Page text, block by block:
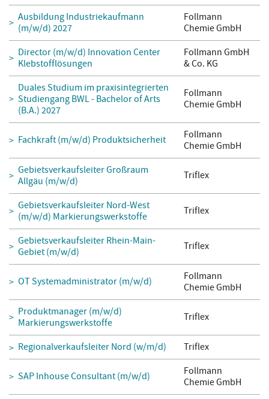
Ausbildung Industriekaufmann
(m/w/d) 2027
Follmann
Chemie GmbH
Director (m/w/d) Innovation Center
Klebstofflösungen
Follmann GmbH
& Co. KG
Duales Studium im praxisintegrierten
Studiengang BWL - Bachelor of Arts
(B.A.) 2027
Follmann
Chemie GmbH
Fachkraft (m/w/d) Produktsicherheit
Follmann
Chemie GmbH
Gebietsverkaufsleiter Großraum
Allgäu (m/w/d)
Triflex
Gebietsverkaufsleiter Nord-West
(m/w/d) Markierungswerkstoffe
Triflex
Gebietsverkaufsleiter Rhein-Main-
Gebiet (m/w/d)
Triflex
OT Systemadministrator (m/w/d)
Follmann
Chemie GmbH
Produktmanager (m/w/d)
Markierungswerkstoffe
Triflex
Regionalverkaufsleiter Nord (w/m/d) Triflex
SAP Inhouse Consultant (m/w/d)
Follmann
Chemie GmbH